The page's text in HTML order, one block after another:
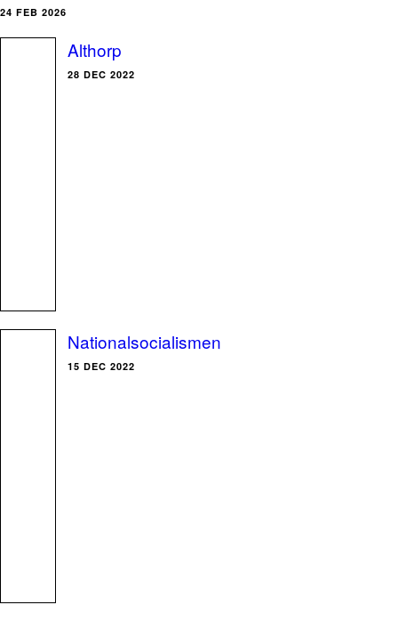
24 FEB 2026
Althorp
28 DEC 2022
Nationalsocialismen
15 DEC 2022